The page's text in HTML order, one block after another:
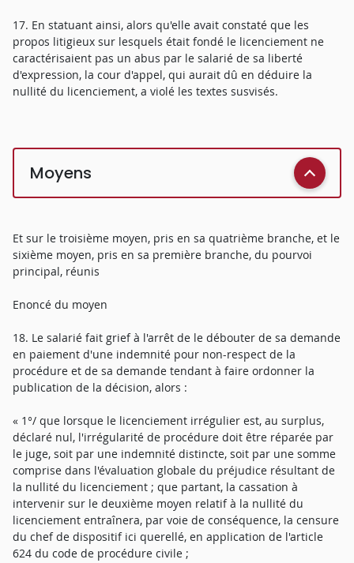
17. En statuant ainsi, alors qu'elle avait constaté que les
propos litigieux sur lesquels était fondé le licenciement ne
caractérisaient pas un abus par le salarié de sa liberté
d'expression, la cour d'appel, qui aurait dû en déduire la
nullité du licenciement, a violé les textes susvisés.
Moyens
Et sur le troisième moyen, pris en sa quatrième branche, et le
sixième moyen, pris en sa première branche, du pourvoi
principal, réunis
Enoncé du moyen
18. Le salarié fait grief à l'arrêt de le débouter de sa demande
en paiement d'une indemnité pour non-respect de la
procédure et de sa demande tendant à faire ordonner la
publication de la décision, alors :
« 1°/ que lorsque le licenciement irrégulier est, au surplus,
déclaré nul, l'irrégularité de procédure doit être réparée par
le juge, soit par une indemnité distincte, soit par une somme
comprise dans l'évaluation globale du préjudice résultant de
la nullité du licenciement ; que partant, la cassation à
intervenir sur le deuxième moyen relatif à la nullité du
licenciement entraînera, par voie de conséquence, la censure
du chef de dispositif ici querellé, en application de l'article
624 du code de procédure civile ;